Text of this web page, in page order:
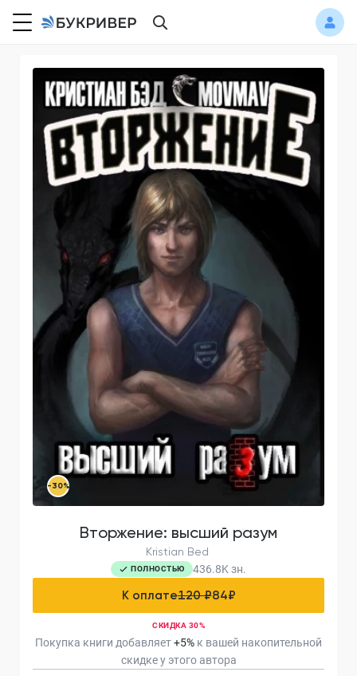
-30%
Вторжение: высший разум
Kristian Bed
ПОЛНОСТЬЮ 436.8K зн.
К оплате120 ₽84₽
СКИДКА 30%
Покупка книги добавляет+5% к вашей накопительной
скидке у этого автора